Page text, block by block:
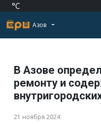
°C
Азов
В Азове
ремонту и
21 ноября 2024